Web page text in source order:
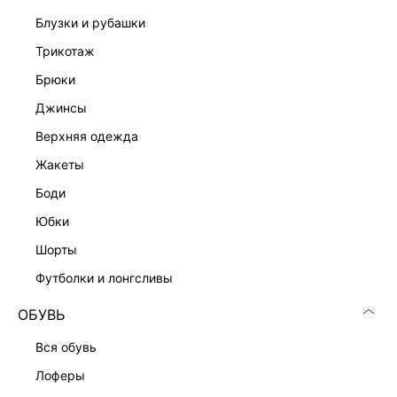
блузки и рубашки
трикотаж
брюки
джинсы
верхняя одежда
жакеты
боди
юбки
шорты
футболки и лонгсливы
ОБУВЬ
вся обувь
лоферы
КАТАЛОГ
КОМПАНИЯ
КЛИЕНТАМ
ЛИЧНЫЙ КАБИНЕТ